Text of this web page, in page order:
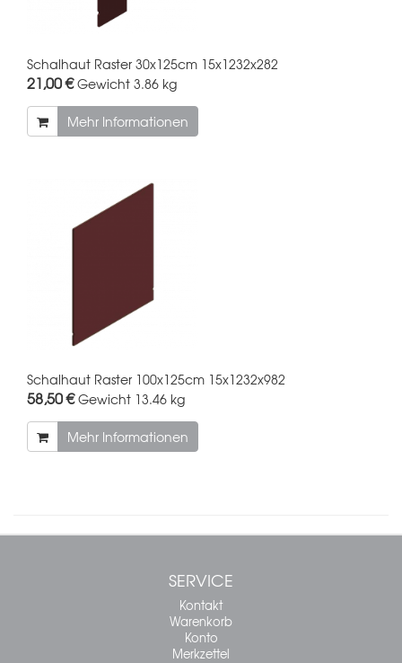
Schalhaut Raster 30x125cm 15x1232x282
21,00 €Gewicht 3.86 kg
Mehr Informationen
Schalhaut Raster 100x125cm 15x1232x982
58,50 €Gewicht 13.46 kg
Mehr Informationen
SERVICE
Kontakt
Warenkorb
Konto
Merkzettel